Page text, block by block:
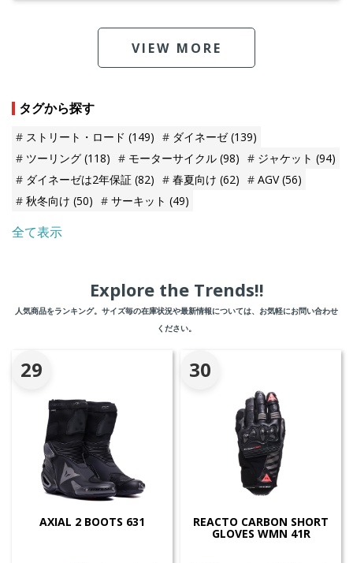
VIEW MORE
タグから探す
ストリート・ロード (149) ダイネーゼ(139)
ツーリング (118) モーターサイクル (98) ジャケット (94)
ダイネーゼは2年保証 (82) 春夏向け (62) AGV(56)
秋冬向け (50) サーキット (49)
全て表示
Explore the Trends!!
人気商品をランキング。サイズ毎の在庫状況や最新情報については、お気軽にお問い合わせ
ください。
29
AXIAL 2 BOOTS 631
30
REACTO CARBON SHORT
GLOVES WMN 41R